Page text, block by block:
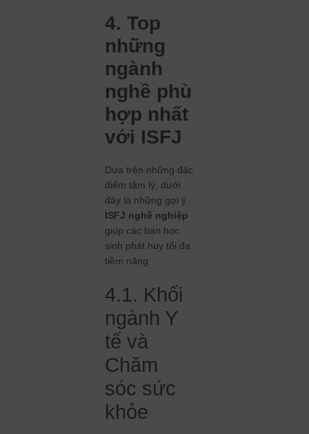
4. Top
những
ngành
nghề phù
hợp nhất
với ISFJ
Dựa trên những đặc
điểm tâm lý, dưới
đây là những gợi ý
ISFJ nghề nghiệp
giúp các bạn học
sinh phát huy tối đa
tiềm năng:
4.1. Khối
ngành Y
tế và
Chăm
sóc sức
khỏe